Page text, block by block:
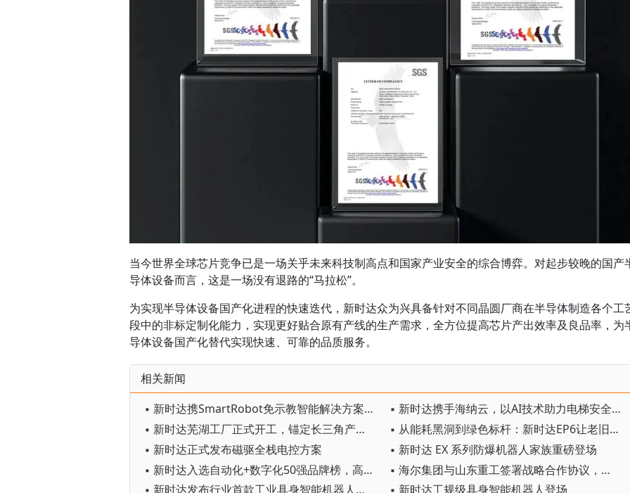
当今世界全球芯片竞争已是一场关乎未来科技制高点和国家产业安全的综合博弈。对起步较晚的国产
导体设备而言，这是一场没有退路的“马拉松”。
为实现半导体设备国产化进程的快速迭代，新时达众为兴具备针对不同晶圆厂商在半导体制造各个工
段中的非标定制化能力，实现更好贴合原有产线的生产需求，全方位提高芯片产出效率及良品率，为
导体设备国产化替代实现快速、可靠的品质服务。
相关新闻
▪ 新时达携SmartRobot免示教智能解决方案登陆深圳埃森焊接展
▪ 新时达携手海纳云，以AI技术助力电梯安全防控获行业奖项
▪ 新时达芜湖工厂正式开工，锚定长三角产业高地打造智造新引擎
▪ 从能耗黑洞到绿色标杆：新时达EP6让老旧脱泥机“零切换”重生
▪ 新时达正式发布磁驱全栈电控方案
▪ 新时达 EX 系列防爆机器人家族重磅登场
▪ 新时达入选自动化+数字化50强品牌榜，高压变频新品斩获新质产品奖
▪ 海尔集团与山东重工签署战略合作协议，新时达助力山东重工智能制造水平提升
▪ 新时达发布行业首款工业具身智能机器人，年产能10000台！
▪ 新时达工规级具身智能机器人登场